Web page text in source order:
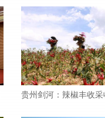
贵州剑河：辣椒丰收采